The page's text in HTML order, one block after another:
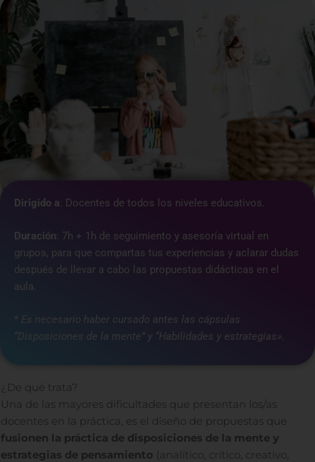
Dirigido a: Docentes de todos los niveles educativos.
Duración: 7h + 1h de seguimiento y asesoría virtual en
grupos, para que compartas tus experiencias y aclarar dudas
después de llevar a cabo las propuestas didácticas en el
aula.
* Es necesario haber cursado antes las cápsulas
“Disposiciones de la mente” y “Habilidades y estrategias».
¿De qué trata?
Una de las mayores dificultades que presentan los/as
docentes en la práctica, es el diseño de propuestas que
fusionen la práctica de disposiciones de la mente y
estrategias de pensamiento (analítico, crítico, creativo,